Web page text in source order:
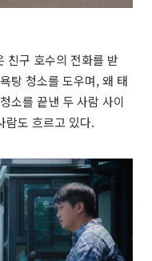
친구 호수의 전화를 받
탕 청소를 도우며, 왜 태
소를 끝낸 두 사람 사이
람도 흐르고 있다.